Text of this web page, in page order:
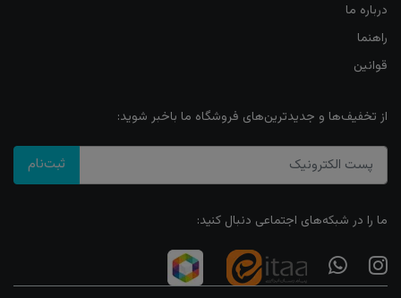
درباره ما
راهنما
قوانین
از تخفیف‌ها و جدیدترین‌های فروشگاه ما باخبر شوید:
ثبت‌نام
ما را در شبکه‌های اجتماعی دنبال کنید: